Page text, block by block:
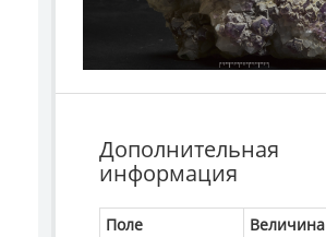
Дополнительная
информация
Поле
Величина